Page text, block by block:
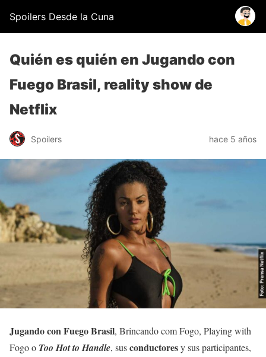
Spoilers Desde la Cuna
Quién es quién en Jugando con
Fuego Brasil, reality show de
Netflix
Spoilers hace 5 años
Jugando con Fuego Brasil, Brincando com Fogo, Playing with
Fogo o Too Hot to Handle, susconductoresy sus participantes,